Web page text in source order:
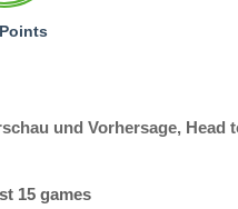
und Vorhersage, Head
15 games